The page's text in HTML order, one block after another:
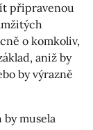
připravenou
o komkoliv,
aniž by
by výrazně
musela